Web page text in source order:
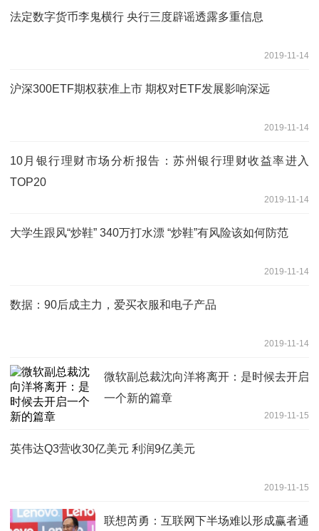
法定数字货币李鬼横行 央行三度辟谣透露多重信息
2019-11-14
沪深300ETF期权获准上市 期权对ETF发展影响深远
2019-11-14
10月银行理财市场分析报告：苏州银行理财收益率进入
TOP20
2019-11-14
大学生跟风“炒鞋” 340万打水漂 “炒鞋”有风险该如何防范
2019-11-14
数据：90后成主力，爱买衣服和电子产品
2019-11-14
微软副总裁沈向洋将离开：是时候去开启
一个新的篇章
2019-11-15
英伟达Q3营收30亿美元 利润9亿美元
2019-11-15
联想芮勇：互联网下半场难以形成赢者通